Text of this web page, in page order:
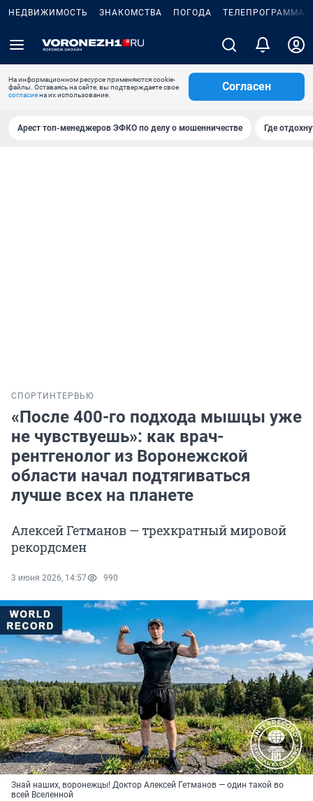
НЕДВИЖИМОСТЬ ЗНАКОМСТВА ПОГОДА ТЕЛЕПРОГРАММА
На информационном ресурсе применяются cookie-
файлы. Оставаясь на сайте, вы подтверждаете свое
согласиена их использование.
Согласен
Арест топ-менеджеров ЭФКО по делу о мошенничестве Где
СПОРТ ИНТЕРВЬЮ
«После 400-го подхода мышцы уже
не чувствуешь»: как врач-
рентгенолог из Воронежской
области начал подтягиваться
лучше всех на планете
Алексей Гетманов — трехкратный мировой
рекордсмен
3 июня 2026, 14:57 990
Знай наших, воронежцы! Доктор Алексей Гетманов — один такой во
всей Вселенной